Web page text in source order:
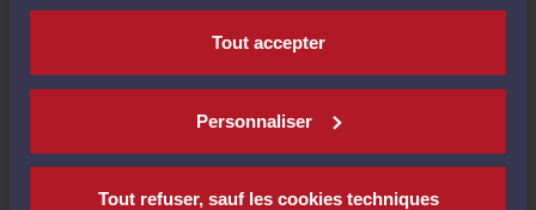
Tout accepter
Personnaliser
Tout refuser, sauf les cookies techniques
Compétences